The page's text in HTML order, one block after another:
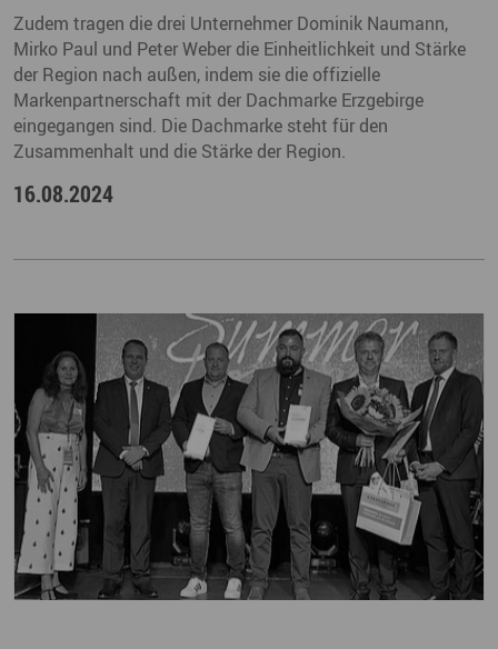
Zudem tragen die drei Unternehmer Dominik Naumann,
Mirko Paul und Peter Weber die Einheitlichkeit und Stärke
der Region nach außen, indem sie die offizielle
Markenpartnerschaft mit der Dachmarke Erzgebirge
eingegangen sind. Die Dachmarke steht für den
Zusammenhalt und die Stärke der Region.
16.08.2024